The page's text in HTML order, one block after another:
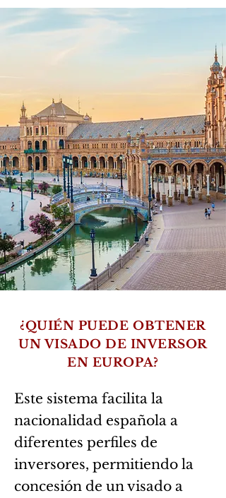
¿QUIÉN PUEDE OBTENER
UN VISADO DE INVERSOR
EN EUROPA?
Este sistema facilita la
nacionalidad española a
diferentes perfiles de
inversores, permitiendo la
concesión de un visado a